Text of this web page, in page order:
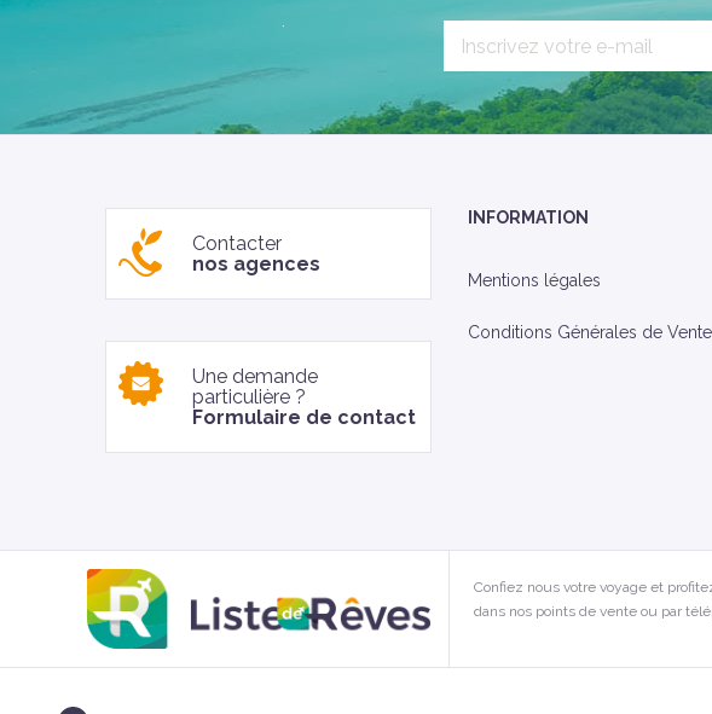
`
Contacter
nos agences
Une demande
particulière ?
Formulaire de contact
INFORMATION
Mentions légales
Conditions Générales de Vente
Confiez nous votre voyage et
dans nos points de vente ou par